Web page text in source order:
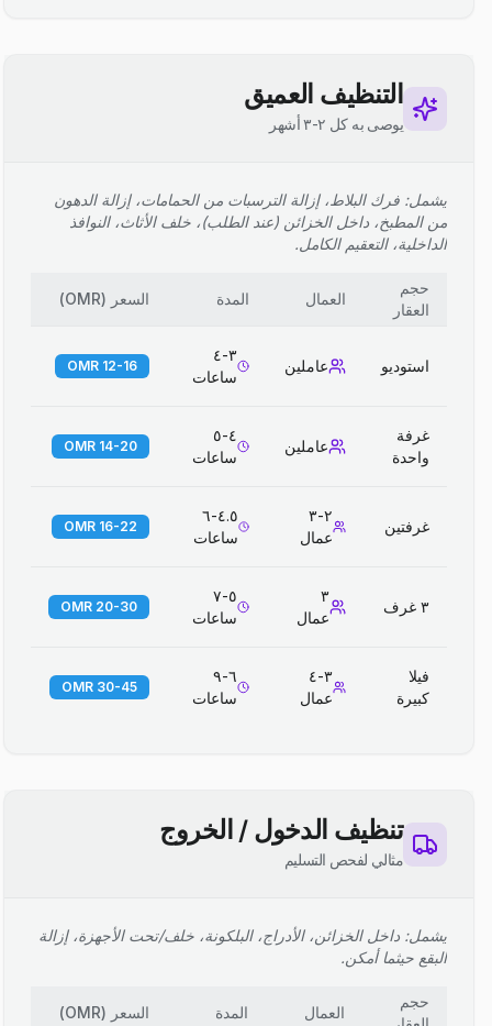
التنظيف العميق
يوصى به كل ٢-٣ أشهر
يشمل: فرك البلاط، إزالة الترسبات من الحمامات، إزالة الدهون
من المطبخ، داخل الخزائن (عند الطلب)، خلف الأثاث، النوافذ
الداخلية، التعقيم الكامل.
حجم
العقار
العمال المدة السعر (
OMR
)
استوديو عاملين
٣-٤
ساعات
12-16 OMR
غرفة
واحدة
عاملين
٤-٥
ساعات
14-20 OMR
غرفتين
٢-٣
عمال
٤.٥-٦
ساعات
16-22 OMR
٣ غرف
٣
عمال
٥-٧
ساعات
20-30 OMR
فيلا
كبيرة
٣-٤
عمال
٦-٩
ساعات
30-45 OMR
تنظيف الدخول / الخروج
مثالي لفحص التسليم
يشمل: داخل الخزائن، الأدراج، البلكونة، خلف/تحت الأجهزة، إزالة
البقع حيثما أمكن.
حجم
العمال المدة السعر (
OMR
)